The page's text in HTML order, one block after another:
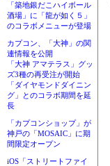
「築地銀だこハイボール
酒場」に「龍が如く５」
のコラボメニューが登場
カプコン、「大神」の関
連情報を公開
「大神 アマテラス」グッ
ズ3種の再受注が開始
「ダイヤモンドダイニン
グ」とのコラボ期間を延
長
「カプコンショップ」が
神戸の「MOSAIC」に期
間限定オープン
iOS「ストリートファイ